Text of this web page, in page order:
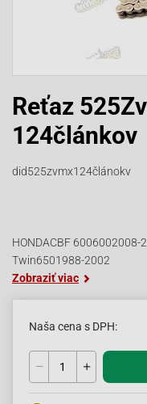
Reťaz
124článkov
did525zvmx124článokv
HONDACBF 6006002008-
Twin6501988-2002
Zobraziť viac
Naša cena s DPH: